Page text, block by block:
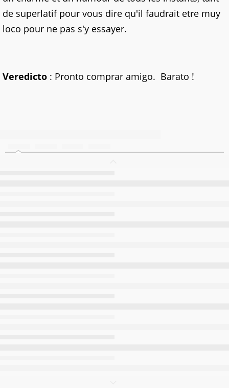
de superlatif pour vous dire qu'il faudrait etre muy
loco pour ne pas s'y essayer.
Veredicto : Pronto comprar amigo. Barato !